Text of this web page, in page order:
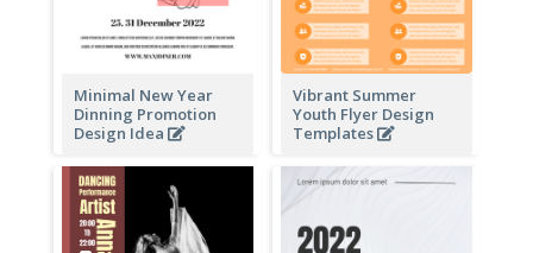
Minimal New Year
Dinning Promotion
Design Idea
Vibrant Summer
Youth Flyer Design
Templates